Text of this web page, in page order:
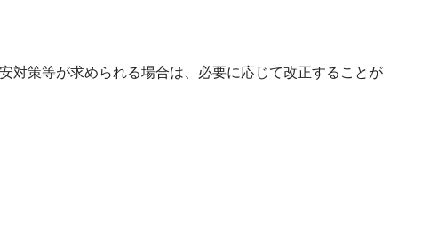
策等が求められる場合は、必要に応じて改正することが